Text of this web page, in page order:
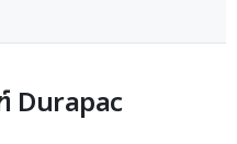
Durapac